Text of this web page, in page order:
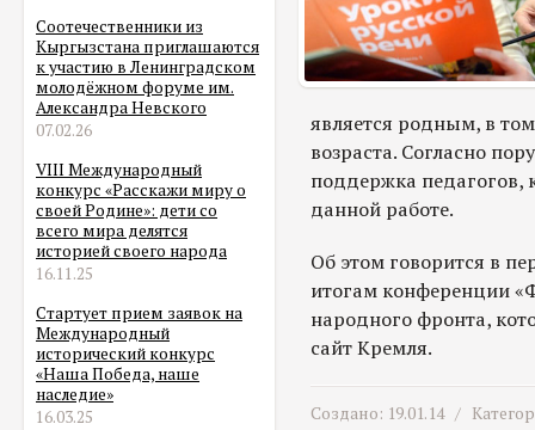
Соотечественники из
Кыргызстана приглашаются
к участию в Ленинградском
молодёжном форуме им.
Александра Невского
07.02.26
VIII Международный
конкурс «Расскажи миру о
своей Родине»: дети со
всего мира делятся
историей своего народа
16.11.25
Стартует прием заявок на
Международный
исторический конкурс
«Наша Победа, наше
наследие»
16.03.25
является родным, в
возраста. Согласно
поддержка педагогов,
данной работе.
Об этом говорится в
итогам конференции
народного фронта,
сайт Кремля.
Создано: 19.01.14 /